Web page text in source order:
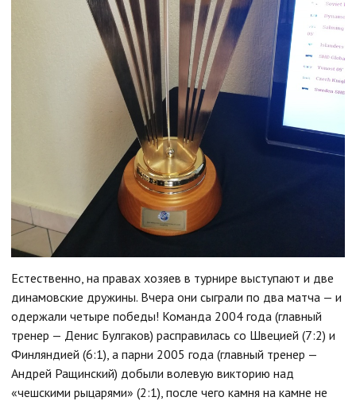
Естественно, на правах хозяев в турнире выступают и две
динамовские дружины. Вчера они сыграли по два матча — и
одержали четыре победы! Команда 2004 года (главный
тренер — Денис Булгаков) расправилась со Швецией (7:2) и
Финляндией (6:1), а парни 2005 года (главный тренер —
Андрей Ращинский) добыли волевую викторию над
«чешскими рыцарями» (2:1), после чего камня на камне не